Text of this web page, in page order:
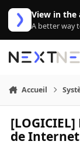
Aller au contenu
View in the
A better way
Accueil
de